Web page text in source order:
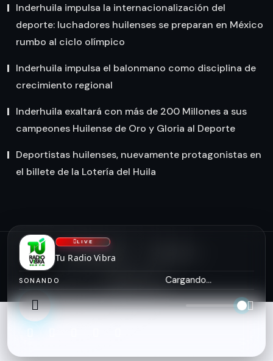
Inderhuila impulsa la internacionalización del
deporte: luchadores huilenses se preparan en México
rumbo al ciclo olímpico
Inderhuila impulsa el balonmano como disciplina de
crecimiento regional
Inderhuila exaltará con más de 200 Millones a sus
campeones Huilense de Oro y Gloria al Deporte
Deportistas huilenses, nuevamente protagonistas en
el billete de la Lotería del Huila
NOSOTROS
asiserver.com
LIVE
Tu Radio Vibra
SONANDO Cargando...